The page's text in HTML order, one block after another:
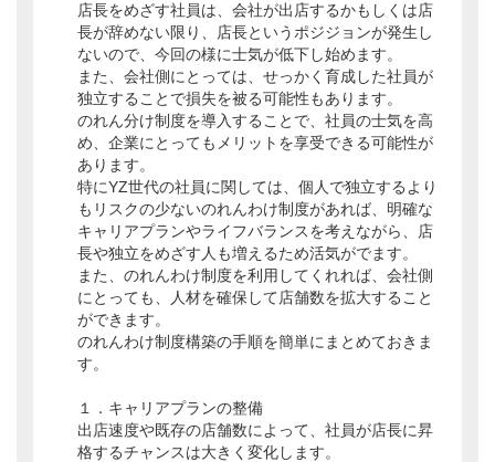
店長をめざす社員は、会社が出店するかもしくは店
長が辞めない限り、店長というポジジョンが発生し
ないので、今回の様に士気が低下し始めます。
また、会社側にとっては、せっかく育成した社員が
独立することで損失を被る可能性もあります。
のれん分け制度を導入することで、社員の士気を高
め、企業にとってもメリットを享受できる可能性が
あります。
特にYZ世代の社員に関しては、個人で独立するより
もリスクの少ないのれんわけ制度があれば、明確な
キャリアプランやライフバランスを考えながら、店
長や独立をめざす人も増えるため活気がでます。
また、のれんわけ制度を利用してくれれば、会社側
にとっても、人材を確保して店舗数を拡大すること
ができます。
のれんわけ制度構築の手順を簡単にまとめておきま
す。
１．キャリアプランの整備
出店速度や既存の店舗数によって、社員が店長に昇
格するチャンスは大きく変化します。